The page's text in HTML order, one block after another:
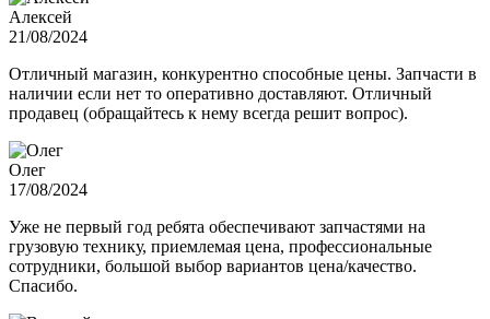
Алексей
21/08/2024
Отличный магазин, конкурентно способные цены. Запчасти в
наличии если нет то оперативно доставляют. Отличный
продавец (обращайтесь к нему всегда решит вопрос).
Олег
17/08/2024
Уже не первый год ребята обеспечивают запчастями на
грузовую технику, приемлемая цена, профессиональные
сотрудники, большой выбор вариантов цена/качество.
Спасибо.